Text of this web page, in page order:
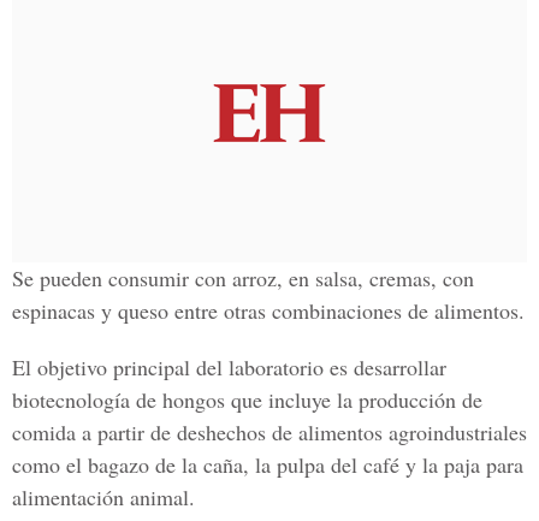
Se pueden consumir con arroz, en salsa, cremas, con
espinacas y queso entre otras combinaciones de alimentos.
El objetivo principal del laboratorio es desarrollar
biotecnología de hongos que incluye la producción de
comida a partir de deshechos de alimentos agroindustriales
como el bagazo de la caña, la pulpa del café y la paja para
alimentación animal.